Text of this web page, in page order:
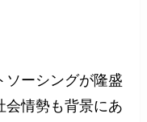
ソーシングが隆盛
会情勢も背景にあ